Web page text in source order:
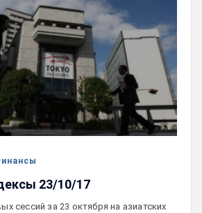
23/10/17
сессий за 23 октября на азиатских